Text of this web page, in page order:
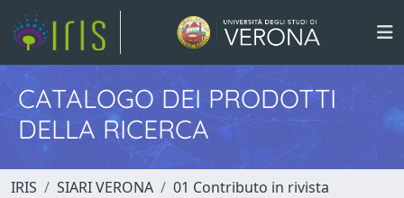
CATALOGO DEI PRODOTTI
DELLA RICERCA
IRIS SIARI VERONA
01 Contributo in rivista